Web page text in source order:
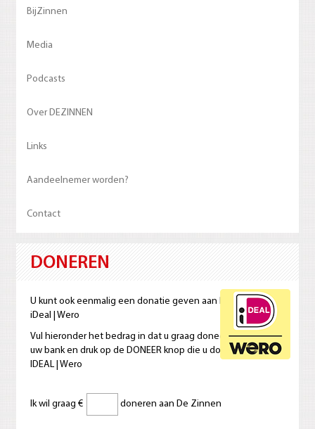
BijZinnen
Media
Podcasts
Over DEZINNEN
Links
Aandeelnemer worden?
Contact
DONEREN
U kunt ook eenmalig een donatie geven aan De Zinnen via
iDeal | Wero
Vul hieronder het bedrag in dat u graag doneert, selecteer
uw bank en druk op de DONEER knop die u doorverbindt met
IDEAL | Wero
Ik wil graag € doneren aan De Zinnen